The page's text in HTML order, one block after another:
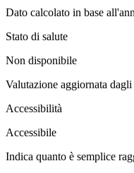
Dato calcolato in base
Stato di salute
Non disponibile
Valutazione aggiornata
Accessibilità
Accessibile
Indica quanto è semplice